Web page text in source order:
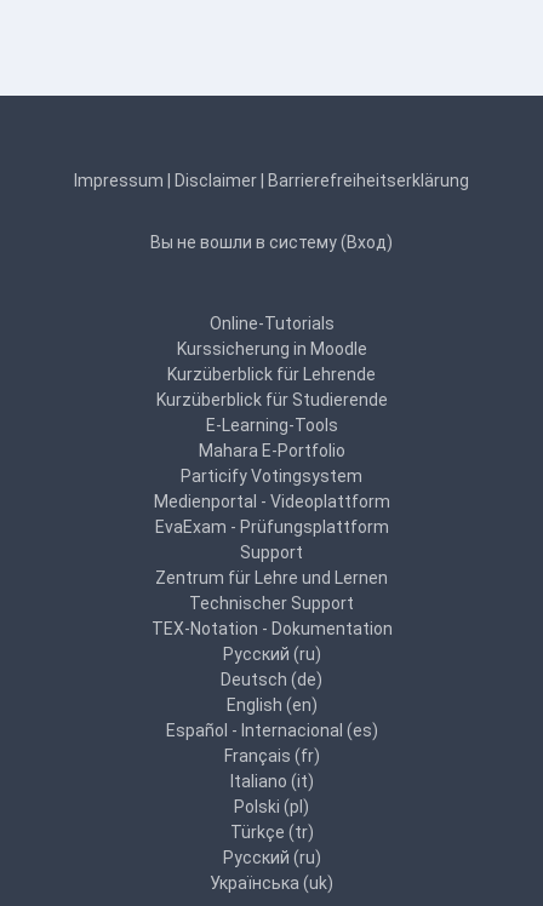
Impressum Disclaimer Barrierefreiheitserklärung
Вы не вошли в систему (Вход)
Online-Tutorials
Kurssicherung in Moodle
Kurzüberblick für Lehrende
Kurzüberblick für Studierende
E-Learning-Tools
Mahara E-Portfolio
Particify Votingsystem
Medienportal - Videoplattform
EvaExam - Prüfungsplattform
Support
Zentrum für Lehre und Lernen
Technischer Support
TEX-Notation - Dokumentation
Русский ‎(ru)‎
Deutsch ‎(de)‎
English ‎(en)‎
Español - Internacional ‎(es)‎
Français ‎(fr)‎
Italiano ‎(it)‎
Polski ‎(pl)‎
Türkçe ‎(tr)‎
Русский ‎(ru)‎
Українська ‎(uk)‎